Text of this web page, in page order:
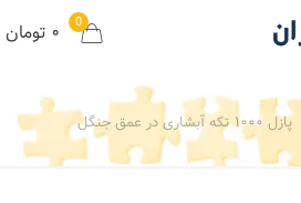
0 ۰ تومان
پازل ۱۰۰۰ تکه آبشاری در عمق جنگل